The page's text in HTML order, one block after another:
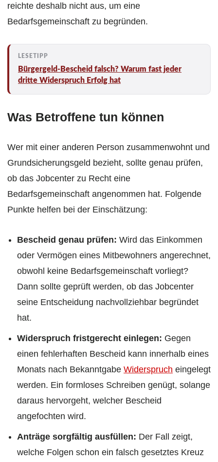
reichte deshalb nicht aus, um eine
Bedarfsgemeinschaft zu begründen.
Bürgergeld-Bescheid falsch? Warum fast jeder
dritte Widerspruch Erfolg hat
Was Betroffene tun können
Wer mit einer anderen Person zusammenwohnt und
Grundsicherungsgeld bezieht, sollte genau prüfen,
ob das Jobcenter zu Recht eine
Bedarfsgemeinschaft angenommen hat. Folgende
Punkte helfen bei der Einschätzung:
Bescheid genau prüfen: Wird das Einkommen
oder Vermögen eines Mitbewohners angerechnet,
obwohl keine Bedarfsgemeinschaft vorliegt?
Dann sollte geprüft werden, ob das Jobcenter
seine Entscheidung nachvollziehbar begründet
hat.
Widerspruch fristgerecht einlegen: Gegen
einen fehlerhaften Bescheid kann innerhalb eines
Monats nach Bekanntgabe Widerspruch eingelegt
werden. Ein formloses Schreiben genügt, solange
daraus hervorgeht, welcher Bescheid
angefochten wird.
Anträge sorgfältig ausfüllen: Der Fall zeigt,
welche Folgen schon ein falsch gesetztes Kreuz